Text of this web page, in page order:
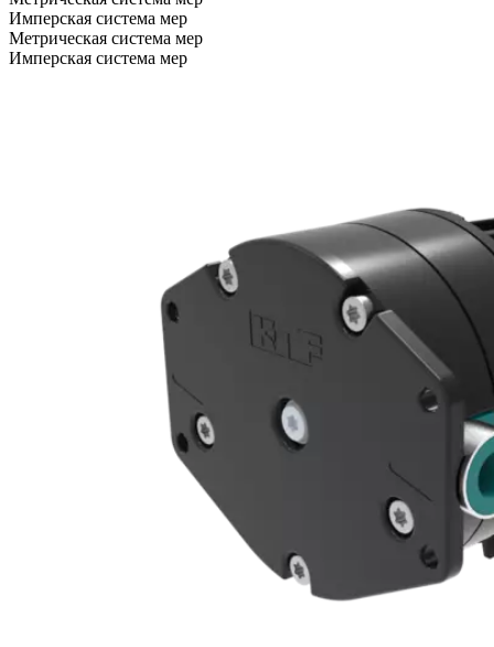
Имперская система мер
Метрическая система мер
Имперская система мер